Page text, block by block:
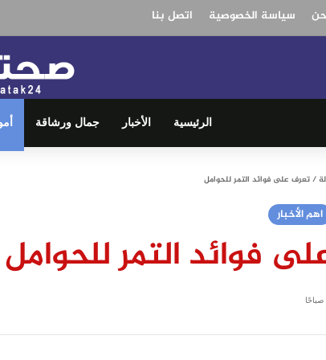
سياسة الخصوصية اتصل بنا
الرئيسية الأخبار جمال ورشاقة
/تعرف على فوائد التمر للحوامل
اهم الأخبار
فوائد التمر للحوامل